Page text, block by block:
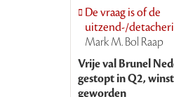
De vraag is of de
uitzend-/
Mark M. Bol Raap
Vrije val Brunel
gestopt in Q2,
geworden